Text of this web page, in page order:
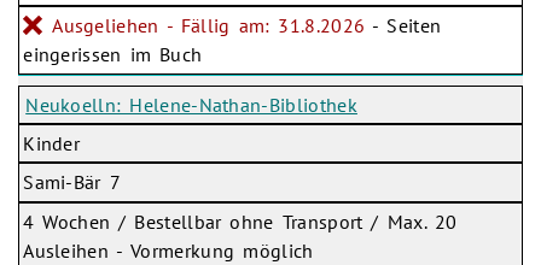
Ausgeliehen - Fällig am: 31.8.2026 - Seiten
eingerissen im Buch
Neukoelln: Helene-Nathan-Bibliothek
Kinder
Sami-Bär 7
4 Wochen / Bestellbar ohne Transport / Max. 20
Ausleihen - Vormerkung möglich